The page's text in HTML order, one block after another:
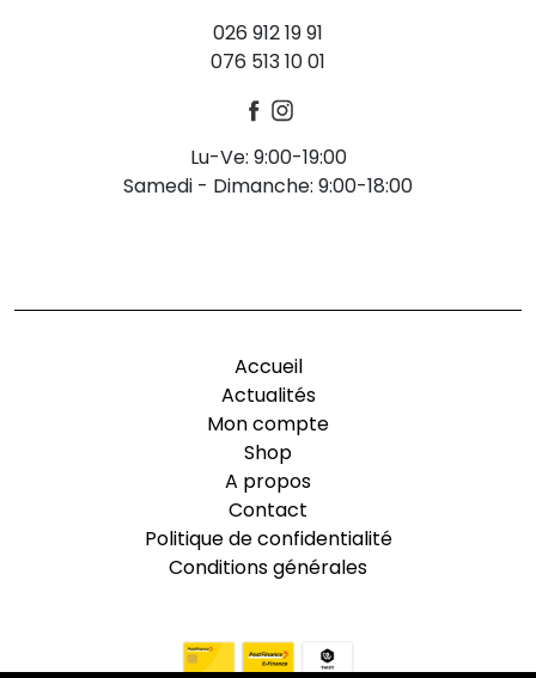
026 912 19 91
076 513 10 01
Lu-Ve: 9:00-19:00
Samedi - Dimanche: 9:00-18:00
Accueil
Actualités
Mon compte
Shop
A propos
Contact
Politique de confidentialité
Conditions générales